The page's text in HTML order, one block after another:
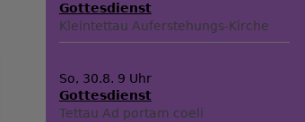
Gottesdienst
Kleintettau Auferstehungs-Kirche
So, 30.8. 9 Uhr
Gottesdienst
Tettau Ad portam coeli